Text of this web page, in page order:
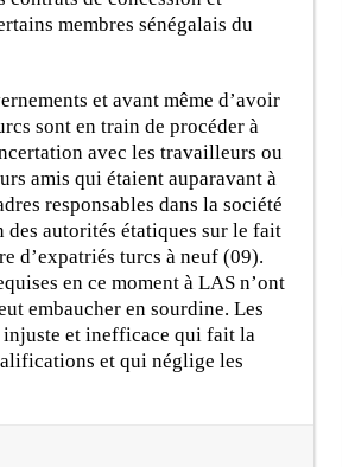
membres sénégalais du
et avant même d’avoir
sont en train de procéder à
avec les travailleurs ou
amis qui étaient auparavant à
responsables dans la société
autorités étatiques sur le fait
d’expatriés turcs à neuf (09).
en ce moment à LAS n’ont
embaucher en sourdine. Les
et inefficace qui fait la
et qui néglige les